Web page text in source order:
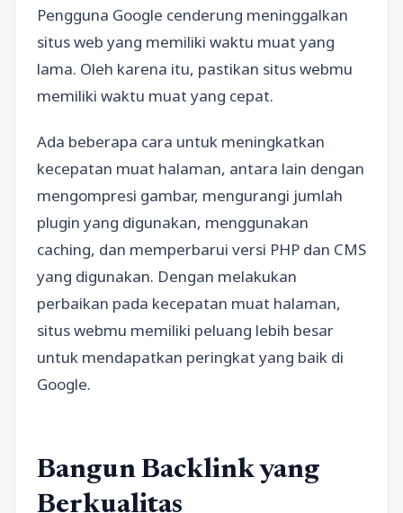
Pengguna Google cenderung meninggalkan
situs web yang memiliki waktu muat yang
lama. Oleh karena itu, pastikan situs webmu
memiliki waktu muat yang cepat.
Ada beberapa cara untuk meningkatkan
kecepatan muat halaman, antara lain dengan
mengompresi gambar, mengurangi jumlah
plugin yang digunakan, menggunakan
caching, dan memperbarui versi PHP dan CMS
yang digunakan. Dengan melakukan
perbaikan pada kecepatan muat halaman,
situs webmu memiliki peluang lebih besar
untuk mendapatkan peringkat yang baik di
Google.
Bangun Backlink yang
Berkualitas